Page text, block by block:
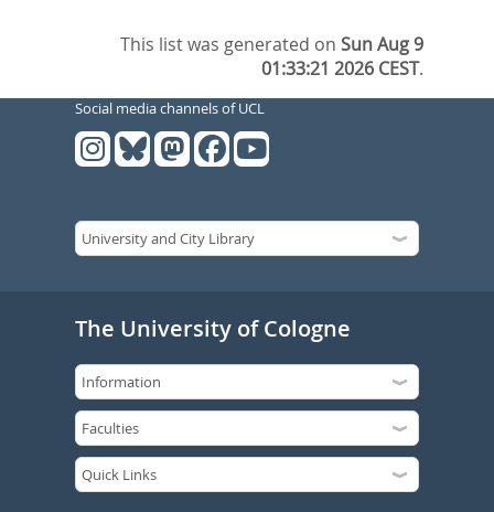
This list was generated onSun Aug 9
01:33:21 2026 CEST.
Social media channels of UCL
The University of Cologne